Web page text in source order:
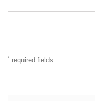
* required fields